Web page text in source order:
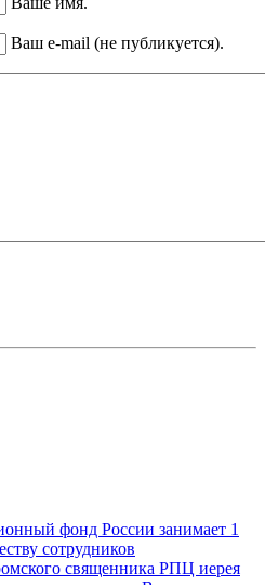
Ваш e-mail (не публикуется).
фонд России занимает 1
сотрудников
священника РПЦ иерея